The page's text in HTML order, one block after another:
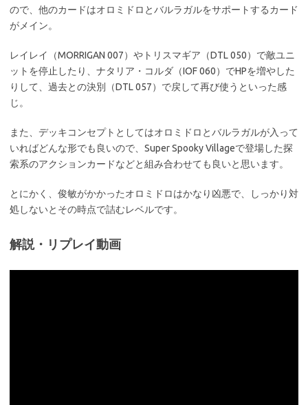
ので、他のカードはオロミドロとバルラガルをサポートするカード
がメイン。
レイレイ（MORRIGAN 007）やトリスマギア（DTL 050）で敵ユニ
ットを停止したり、ナタリア・コルダ（IOF 060）でHPを増やした
りして、過去との決別（DTL 057）で戻して再び使うといった感
じ。
また、デッキコンセプトとしてはオロミドロとバルラガルが入って
いればどんな形でも良いので、Super Spooky Villageで登場した探
索系のアクションカードなどと組み合わせても良いと思います。
とにかく、俊敏がかかったオロミドロはかなり凶悪で、しっかり対
処しないとその時点で詰むレベルです。
解説・リプレイ動画